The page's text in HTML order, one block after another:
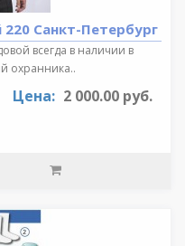
Санкт-Петербург
всегда в наличии в
охранника..
Цена: 2 000.00 руб.